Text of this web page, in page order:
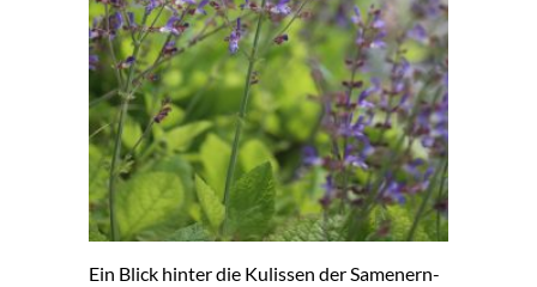
Ein Blick hin­ter die Ku­lis­sen der Sa­men­ern­